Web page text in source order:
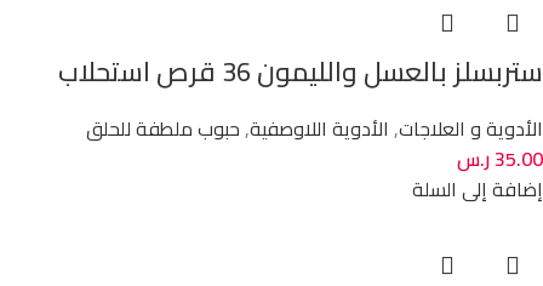
ستربسلز بالعسل والليمون 36 قرص استحلاب
الأدوية و العلاجات, الأدوية اللاوصفية,حبوب ملطفة للحلق
35.00ر.س
إضافة إلى السلة